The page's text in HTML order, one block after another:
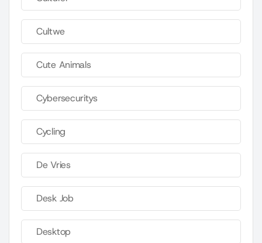
Cultwe
Cute Animals
Cybersecuritys
Cycling
De Vries
Desk Job
Desktop